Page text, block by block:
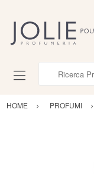
HOME PROFUMI